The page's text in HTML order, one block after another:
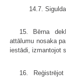
14.7.
15. Bērna
attālumu nosaka
iestādi, izmantojot
16.